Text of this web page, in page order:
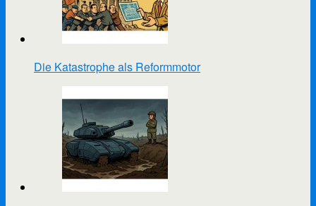
Die Katastrophe als Reformmotor